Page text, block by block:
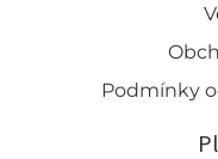
Podmínky